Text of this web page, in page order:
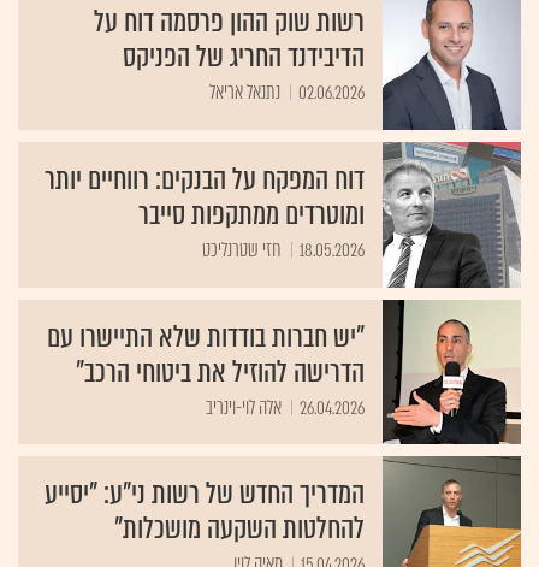
רשות שוק ההון פרסמה דוח על
הדיבידנד החריג של הפניקס
02.06.2026 נתנאל אריאל
דוח המפקח על הבנקים: רווחיים יותר
ומוטרדים ממתקפות סייבר
18.05.2026 חזי שטרנליכט
"יש חברות בודדות שלא התיישרו עם
הדרישה להוזיל את ביטוחי הרכב"
26.04.2026 אלה לוי-וינריב
המדריך החדש של רשות ני"ע: "יסייע
להחלטות השקעה מושכלות"